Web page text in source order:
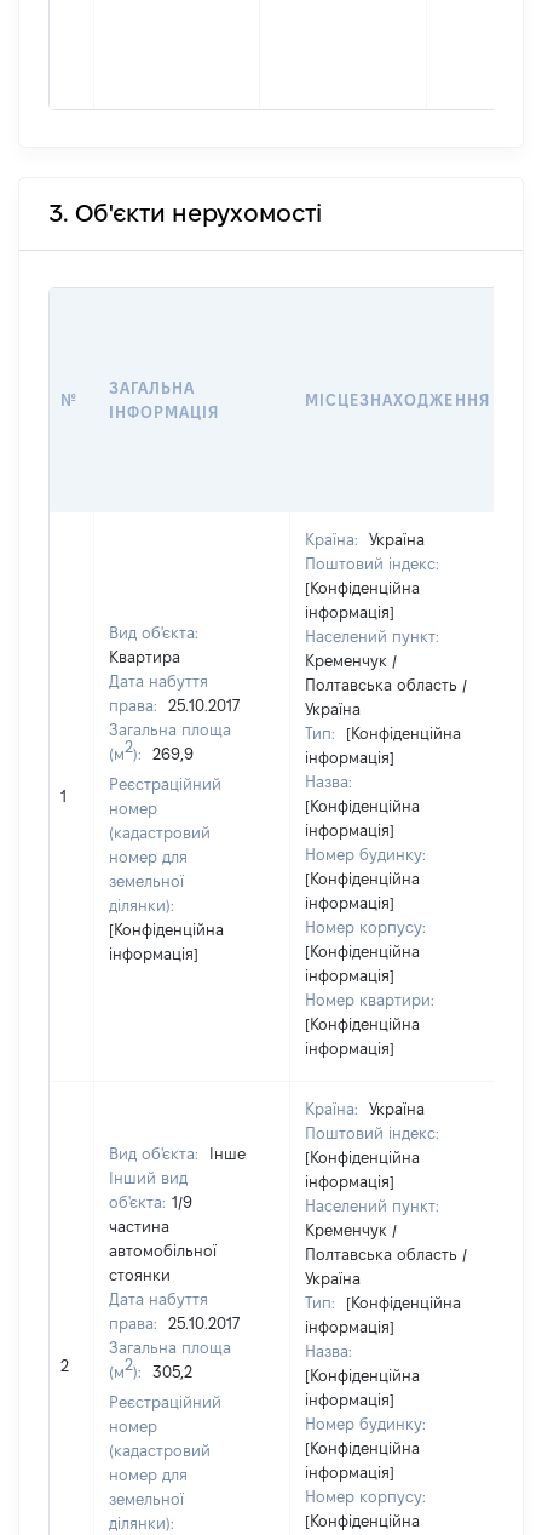
3. Об'єкти нерухомості
№
ЗАГАЛЬНА
ІНФОРМАЦІЯ
МІСЦЕЗНАХОДЖЕННЯ
1
Вид об'єкта:
Квартира
Дата набуття
права:
25.10.2017
Загальна площа
(м2):
269,9
Реєстраційний
номер
(кадастровий
номер для
земельної
ділянки):
[Конфіденційна
інформація]
Країна:
Україна
Поштовий індекс:
[Конфіденційна
інформація]
Населений пункт:
Кременчук /
Полтавська область /
Україна
Тип:
[Конфіденційна
інформація]
Назва:
[Конфіденційна
інформація]
Номер будинку:
[Конфіденційна
інформація]
Номер корпусу:
[Конфіденційна
інформація]
Номер квартири:
[Конфіденційна
інформація]
2
Вид об'єкта:
Інше
Інший вид
об'єкта: 1/9
частина
автомобільної
стоянки
Дата набуття
права:
25.10.2017
Загальна площа
(м2):
305,2
Реєстраційний
номер
(кадастровий
номер для
земельної
ділянки):
Країна:
Україна
Поштовий індекс:
[Конфіденційна
інформація]
Населений пункт:
Кременчук /
Полтавська область /
Україна
Тип:
[Конфіденційна
інформація]
Назва:
[Конфіденційна
інформація]
Номер будинку:
[Конфіденційна
інформація]
Номер корпусу:
[Конфіденційна